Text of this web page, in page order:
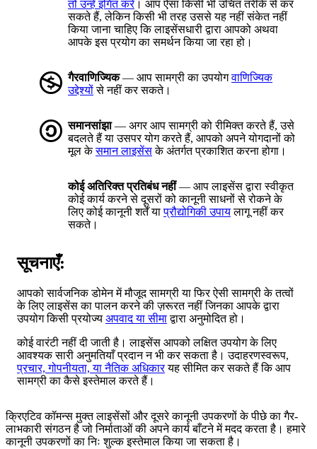
तो उन्हें इंगित करें। आप ऐसा किसी भी उचित तरीके से कर
सकते हैं, लेकिन किसी भी तरह उससे यह नहीं संकेत नहीं
किया जाना चाहिए कि लाइसेंसधारी द्वारा आपको अथवा
आपके इस प्रयोग का समर्थन किया जा रहा हो।
गैरवाणिज्यिक— आप सामग्री का उपयोगवाणिज्यिक
उद्देश्योंसे नहीं कर सकते।
समानसांझा— अगर आप सामग्री को रीमिक्त करते हैं, उसे
बदलते हैं या उसपर योग करते हैं, आपको अपने योगदानों को
मूल केसमान लाइसेंसके अंतर्गत प्रकाशित करना होगा।
कोई अतिरिक्त प्रतिबंध नहीं— आप लाइसेंस द्वारा स्वीकृत
कोई कार्य करने से दूसरों को कानूनी साधनों से रोकने के
लिए कोई कानूनी शर्तें याप्रौद्योगिकी उपायलागू नहीं कर
सकते।
सूचनाएँ:
आपको सार्वजनिक डोमेन में मौजूद सामग्री या फिर ऐसी सामग्री के तत्वों
के लिए लाइसेंस का पालन करने की ज़रूरत नहीं जिनका आपके द्वारा
उपयोग किसी प्रयोज्य अपवाद या सीमाद्वारा अनुमोदित हो।
कोई वारंटी नहीं दी जाती है। लाइसेंस आपको लक्षित उपयोग के लिए
आवश्यक सारी अनुमतियाँ प्रदान न भी कर सकता है। उदाहरणस्वरूप,
प्रचार, गोपनीयता, या नैतिक अधिकारयह सीमित कर सकते हैं कि आप
सामग्री का कैसे इस्तेमाल करते हैं।
क्रिएटिव कॉमन्स मुक्त लाइसेंसों और दूसरे कानूनी उपकरणों के पीछे का गैर-
लाभकारी संगठन है जो निर्माताओं की अपने कार्य बाँटने में मदद करता है। हमारे
कानूनी उपकरणों का निः शुल्क इस्तेमाल किया जा सकता है।